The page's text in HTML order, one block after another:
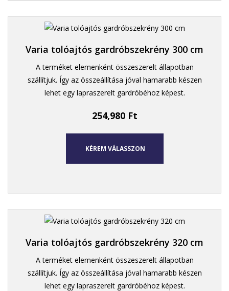
Varia tolóajtós gardróbszekrény 300 cm
A terméket elemenként összeszerelt állapotban
szállítjuk. Így az összeállítása jóval hamarabb készen
lehet egy lapraszerelt gardróbéhoz képest.
254,980 Ft
KÉREM VÁLASSZON
Varia tolóajtós gardróbszekrény 320 cm
A terméket elemenként összeszerelt állapotban
szállítjuk. Így az összeállítása jóval hamarabb készen
lehet egy lapraszerelt gardróbéhoz képest.